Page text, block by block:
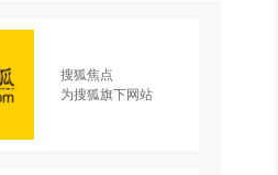
搜狐焦点
为搜狐旗下网站